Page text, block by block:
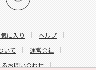
に入り
ヘルプ
いて
運営会社
お問い合わせ